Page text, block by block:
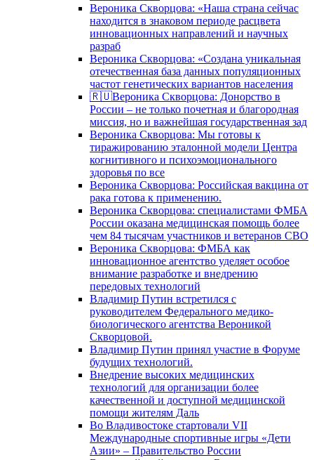
Вероника Скворцова: «Наша страна сейчас
находится в знаковом периоде расцвета
инновационных направлений и научных
разраб
Вероника Скворцова: «Создана уникальная
отечественная база данных популяционных
частот генетических вариантов населения
🇷🇺Вероника Скворцова: Донорство в
России – не только почетная и благородная
миссия, но и важнейшая государственная зад
Вероника Скворцова: Мы готовы к
тиражированию эталонной модели Центра
когнитивного и психоэмоционального
здоровья по все
Вероника Скворцова: Российская вакцина от
рака готова к применению.
Вероника Скворцова: специалистами ФМБА
России оказана медицинская помощь более
чем 84 тысячам участников и ветеранов СВО
Вероника Скворцова: ФМБА как
инновационное агентство уделяет особое
внимание разработке и внедрению
передовых технологий
Владимир Путин встретился с
руководителем Федерального медико-
биологического агентства Вероникой
Скворцовой.
Владимир Путин принял участие в Форуме
будущих технологий.
Внедрение высоких медицинских
технологий для организации более
качественной и доступной медицинской
помощи жителям Даль
Во Владивостоке стартовали VII
Международные спортивные игры «Дети
Азии» – Правительство России